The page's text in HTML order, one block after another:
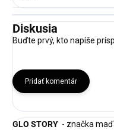
Diskusia
Buďte prvý, kto napíše
Pridať komentár
GLO STORY - značka